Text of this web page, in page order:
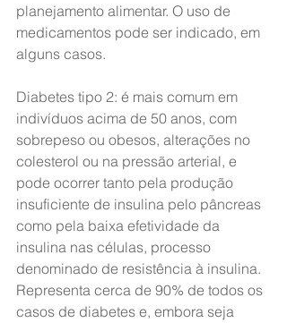
planejamento alimentar. O uso de
medicamentos pode ser indicado, em
alguns casos.
Diabetes tipo 2: é mais comum em
indivíduos acima de 50 anos, com
sobrepeso ou obesos, alterações no
colesterol ou na pressão arterial, e
pode ocorrer tanto pela produção
insuficiente de insulina pelo pâncreas
como pela baixa efetividade da
insulina nas células, processo
denominado de resistência à insulina.
Representa cerca de 90% de todos os
casos de diabetes e, embora seja